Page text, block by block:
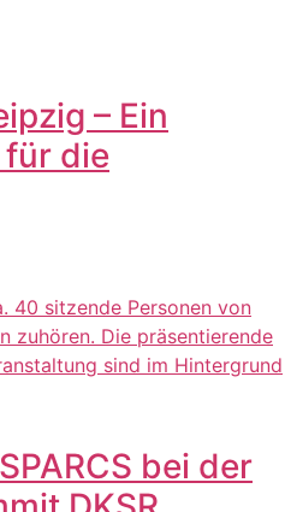
– Ein
die
bei der